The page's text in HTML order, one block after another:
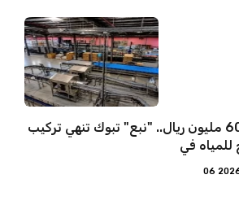
بتكللة تجاوزت الـ 60 مليون ريال.. "نبع" تبوك تنهي تركيب